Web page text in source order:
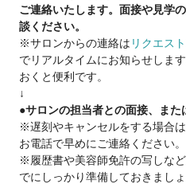
・理美容師免許・Wライセンス
・学費は会社が補助！（※条件あ
▼キャリアアップの道が明確▼
プラージュでは 頑張りがしっか
キャリアステップ をご用意して
トップスタイリスト
経験と技術を評価し収入アップ
ご連絡いたします。面接や見学
談ください。
※サロンからの連絡は リクエス
でリアルタイムにお知らせしま
おくと便利です。
↓
●サロンの担当者との面接、また
※遅刻やキャンセルをする場合
お電話で早めにご連絡ください。
※履歴書や美容師免許の写しな
でにしっかり準備しておきましょ